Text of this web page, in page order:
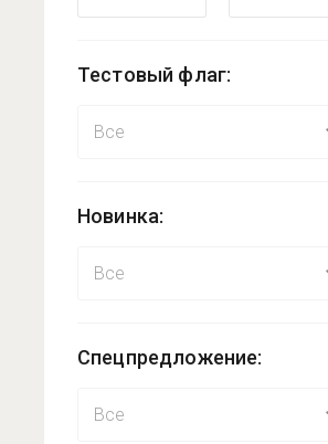
Тестовый флаг:
Новинка:
Спецпредложение: